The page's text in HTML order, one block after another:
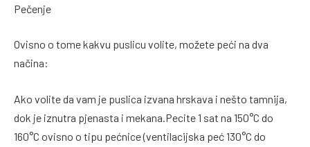
Pečenje
Ovisno o tome kakvu puslicu volite, možete peći na dva
načina:
Ako volite da vam je puslica izvana hrskava i nešto tamnija,
dok je iznutra pjenasta i mekana.Pecite 1 sat na 150°C do
160°C ovisno o tipu pećnice (ventilacijska peć 130°C do